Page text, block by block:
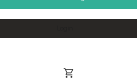
Warenkorb